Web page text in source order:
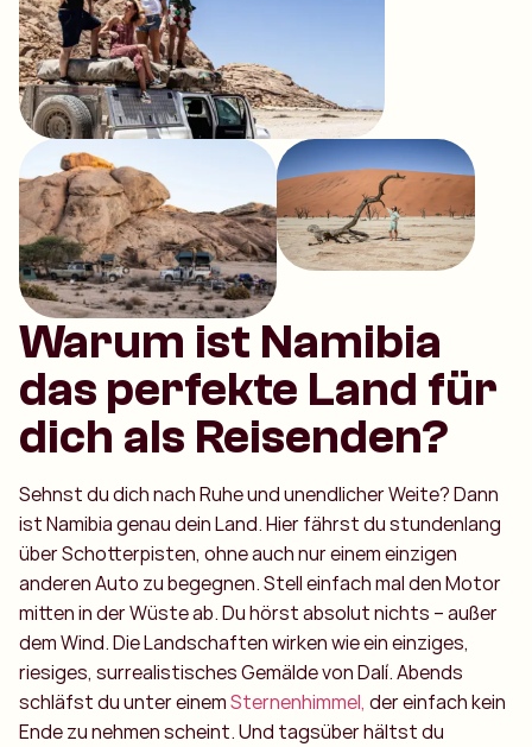
Warum ist Namibia
das perfekte Land für
dich als Reisenden?
Sehnst du dich nach Ruhe und unendlicher Weite? Dann
ist Namibia genau dein Land. Hier fährst du stundenlang
über Schotterpisten, ohne auch nur einem einzigen
anderen Auto zu begegnen. Stell einfach mal den Motor
mitten in der Wüste ab. Du hörst absolut nichts – außer
dem Wind. Die Landschaften wirken wie ein einziges,
riesiges, surrealistisches Gemälde von Dalí. Abends
schläfst du unter einemSternenhimmel, der einfach kein
Ende zu nehmen scheint. Und tagsüber hältst du